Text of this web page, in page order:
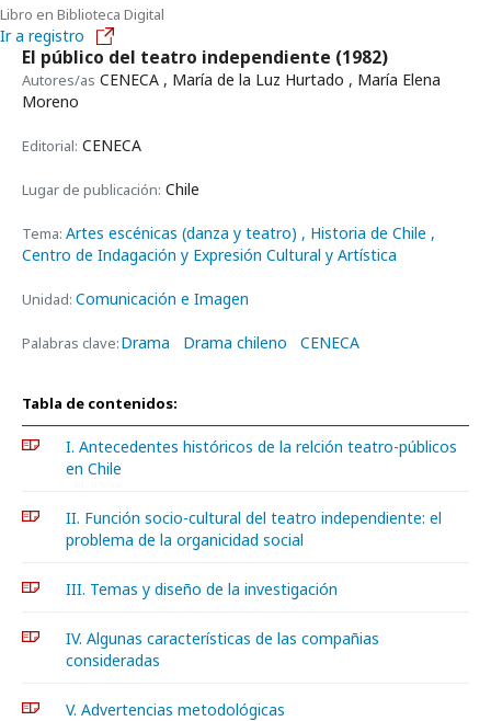
Libro en Biblioteca Digital
Ir a registro
El público del teatro independiente (1982)
Autores/as CENECA , María de la Luz Hurtado , María Elena
Moreno
Editorial: CENECA
Lugar de publicación: Chile
Tema: Artes escénicas (danza y teatro) , Historia de Chile ,
Centro de Indagación y Expresión Cultural y Artística
Unidad: Comunicación e Imagen
Palabras clave:Drama Drama chileno CENECA
Tabla de contenidos:
I. Antecedentes históricos de la relción teatro-públicos
en Chile
II. Función socio-cultural del teatro independiente: el
problema de la organicidad social
III. Temas y diseño de la investigación
IV. Algunas características de las compañias
consideradas
V. Advertencias metodológicas